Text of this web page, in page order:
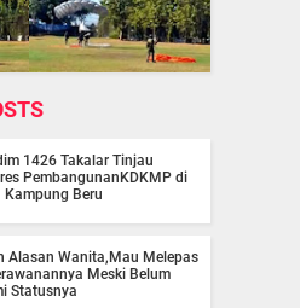
1426 Takalar Tinjau
PembangunanKDKMP di
Kampung Beru
Alasan Wanita,Mau Melepas
Meski Belum
Statusnya